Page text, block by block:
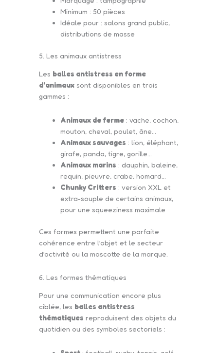
Minimum : 50 pièces
Idéale pour : salons grand public,
distributions de masse
5. Les animaux antistress
Les balles antistress en forme
d’animaux sont disponibles en trois
gammes :
Animaux de ferme: vache, cochon,
mouton, cheval, poulet, âne…
Animaux sauvages : lion, éléphant,
girafe, panda, tigre, gorille…
Animaux marins : dauphin, baleine,
requin, pieuvre, crabe, homard…
Chunky Critters : version XXL et
extra-souple de certains animaux,
pour une squeeziness maximale
Ces formes permettent une parfaite
cohérence entre l’objet et le secteur
d’activité ou la mascotte de la marque.
6. Les formes thématiques
Pour une communication encore plus
ciblée, les balles antistress
thématiques reproduisent des objets du
quotidien ou des symboles sectoriels :